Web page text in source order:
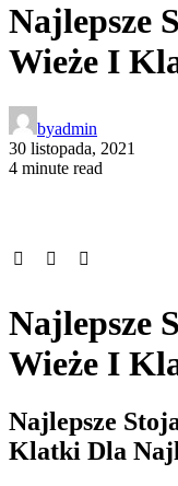
Najlepsze
Wieże I
byadmin
30 listopada, 2021
4 minute read
Najlepsze
Wieże I
Najlepsze
Klatki Dla